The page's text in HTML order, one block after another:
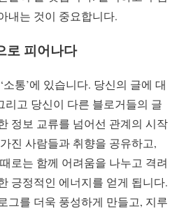
내는 것이 중요합니다.
로 피어나다
통’에 있습니다. 당신의 글에 대
리고 당신이 다른 블로거들의 글
정보 교류를 넘어선 관계의 시작
진 사람들과 취향을 공유하고,
로는 함께 어려움을 나누고 격려
긍정적인 에너지를 얻게 됩니다.
그를 더욱 풍성하게 만들고, 지루